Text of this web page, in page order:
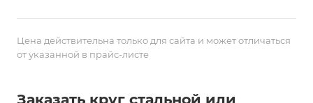
Цена действительна только для сайта и может отличаться
от указанной в прайс-листе
Заказать круг стальной или